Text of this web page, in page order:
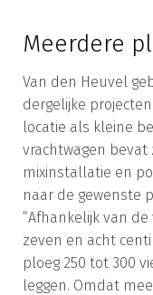
Meerdere
Van den Heuvel
dergelijke
locatie als kleine
vrachtwagen bevat
mixinstallatie en
naar de gewenste
“Afhankelijk van
zeven en acht
ploeg 250 tot 300
leggen. Omdat